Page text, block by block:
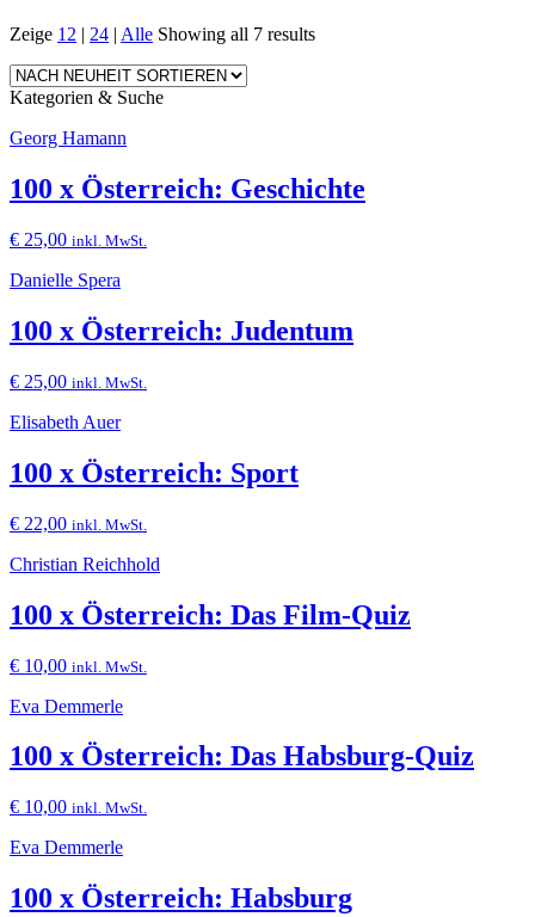
Zeige 12 | 24 | Alle Showing all 7 results
Kategorien & Suche
Georg Hamann
100 x Österreich: Geschichte
€ 25,00 inkl. MwSt.
Danielle Spera
100 x Österreich: Judentum
€ 25,00 inkl. MwSt.
Elisabeth Auer
100 x Österreich: Sport
€ 22,00 inkl. MwSt.
Christian Reichhold
100 x Österreich: Das Film-Quiz
€ 10,00 inkl. MwSt.
Eva Demmerle
100 x Österreich: Das Habsburg-Quiz
€ 10,00 inkl. MwSt.
Eva Demmerle
100 x Österreich: Habsburg